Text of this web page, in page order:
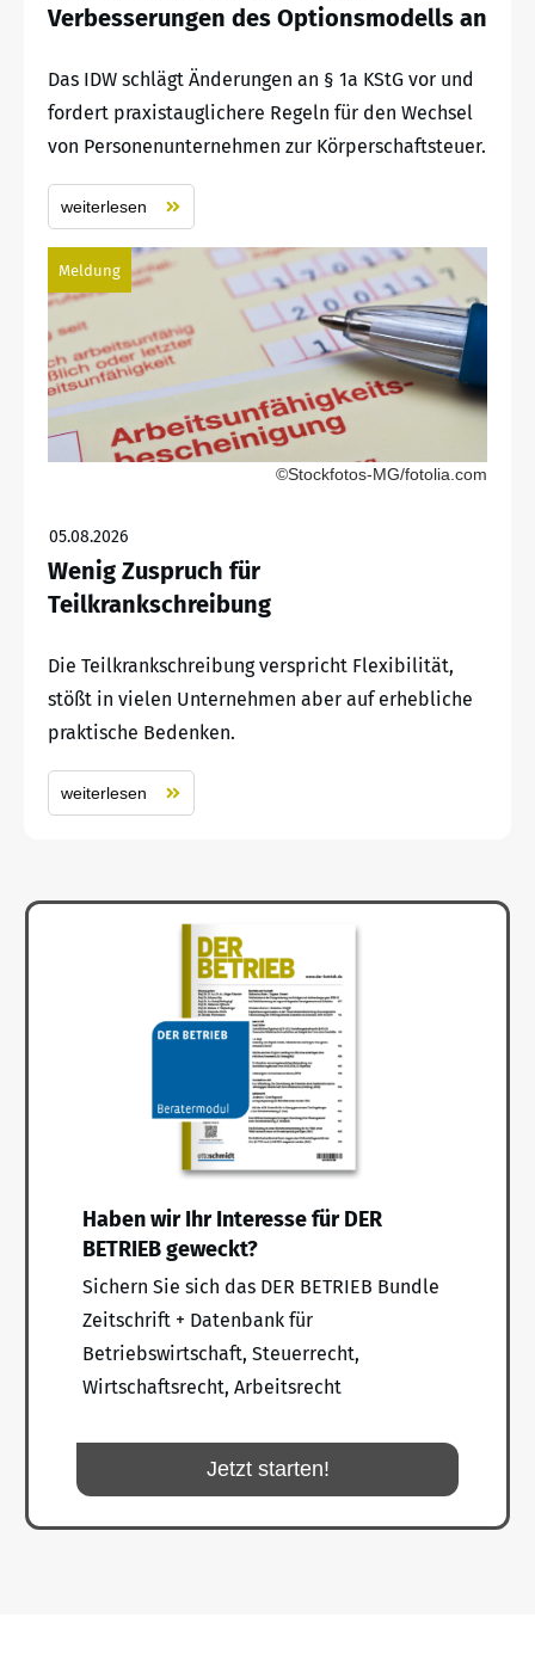
Verbesserungen des Optionsmodells an
Das IDW schlägt Änderungen an § 1a KStG vor und
fordert praxistauglichere Regeln für den Wechsel
von Personenunternehmen zur Körperschaftsteuer.
weiterlesen
Meldung
©Stockfotos-MG/fotolia.com
05.08.2026
Wenig Zuspruch für
Teilkrankschreibung
Die Teilkrankschreibung verspricht Flexibilität,
stößt in vielen Unternehmen aber auf erhebliche
praktische Bedenken.
weiterlesen
Haben wir Ihr Interesse für DER
BETRIEB geweckt?
Sichern Sie sich das DER BETRIEB Bundle
Zeitschrift + Datenbank für
Betriebswirtschaft, Steuerrecht,
Wirtschaftsrecht, Arbeitsrecht
Jetzt starten!